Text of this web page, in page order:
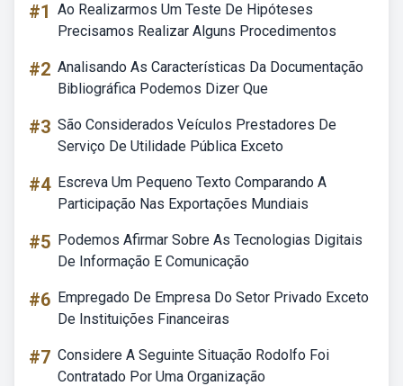
#1 Ao Realizarmos Um Teste De Hipóteses
Precisamos Realizar Alguns Procedimentos
#2 Analisando As Características Da Documentação
Bibliográfica Podemos Dizer Que
#3 São Considerados Veículos Prestadores De
Serviço De Utilidade Pública Exceto
#4 Escreva Um Pequeno Texto Comparando A
Participação Nas Exportações Mundiais
#5 Podemos Afirmar Sobre As Tecnologias Digitais
De Informação E Comunicação
#6 Empregado De Empresa Do Setor Privado Exceto
De Instituições Financeiras
#7 Considere A Seguinte Situação Rodolfo Foi
Contratado Por Uma Organização